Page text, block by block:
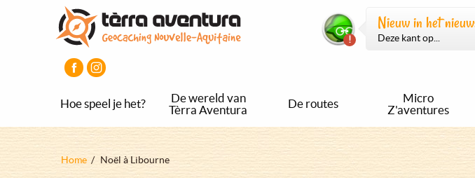
Nieuw in het
Deze kant op...
Hoe speel je het?
De wereld van
Tèrra Aventura
De routes
Micro
Z'aventures
Kruimelpad
Home Noël à Libourne